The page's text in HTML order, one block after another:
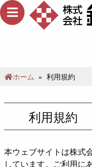
ホーム » 利用規約
利用規約
本ウェブサイトは株式
しています。ご利用に
メ
ニ